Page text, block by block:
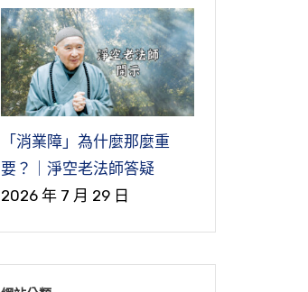
「消業障」為什麼那麼重
要？｜淨空老法師答疑
2026 年 7 月 29 日